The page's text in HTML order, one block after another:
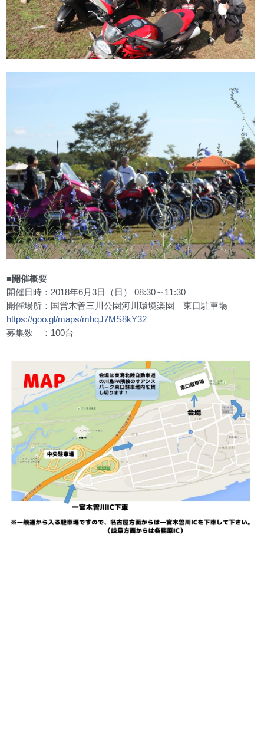
■開催概要
開催日時：2018年6月3日（日） 08:30～11:30
開催場所：国営木曽三川公園河川環境楽園 東口駐車場
https://goo.gl/maps/mhqJ7MS8kY32
募集数 ：100台